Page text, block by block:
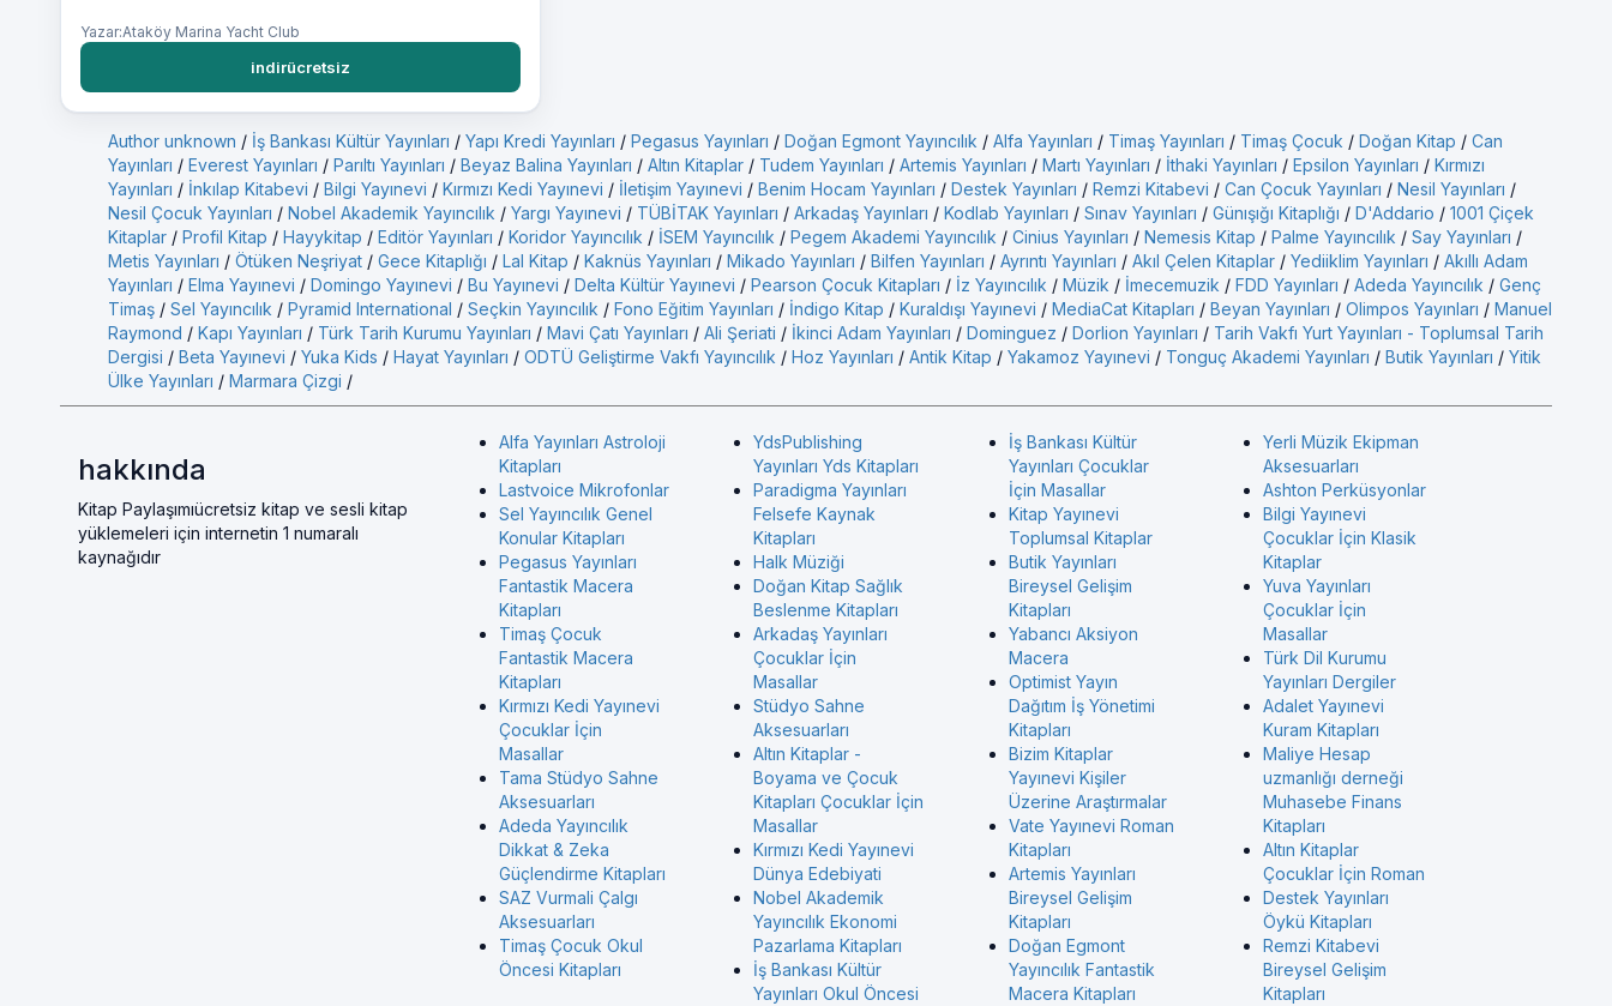
Yazar:Ataköy Marina Yacht Club
indirücretsiz
Author unknown / İş Bankası Kültür Yayınları / Yapı Kredi Yayınları / Pegasus Yayınları / Doğan Egmont Yayıncılık / Alfa Yayınları / Timaş Yayınları / Timaş Çocuk / Doğan Kitap / Can
Yayınları / Everest Yayınları / Parıltı Yayınları / Beyaz Balina Yayınları / Altın Kitaplar / Tudem Yayınları / Artemis Yayınları / Martı Yayınları / İthaki Yayınları / Epsilon Yayınları / Kırmızı
Yayınları / İnkılap Kitabevi / Bilgi Yayınevi / Kırmızı Kedi Yayınevi / İletişim Yayınevi / Benim Hocam Yayınları / Destek Yayınları / Remzi Kitabevi / Can Çocuk Yayınları / Nesil Yayınları /
Nesil Çocuk Yayınları / Nobel Akademik Yayıncılık / Yargı Yayınevi / TÜBİTAK Yayınları / Arkadaş Yayınları / Kodlab Yayınları / Sınav Yayınları / Günışığı Kitaplığı / D'Addario / 1001 Çiçek
Kitaplar / Profil Kitap / Hayykitap / Editör Yayınları / Koridor Yayıncılık / İSEM Yayıncılık / Pegem Akademi Yayıncılık / Cinius Yayınları / Nemesis Kitap / Palme Yayıncılık / Say Yayınları /
Metis Yayınları / Ötüken Neşriyat / Gece Kitaplığı / Lal Kitap / Kaknüs Yayınları / Mikado Yayınları / Bilfen Yayınları / Ayrıntı Yayınları / Akıl Çelen Kitaplar / Yediiklim Yayınları / Akıllı Adam
Yayınları / Elma Yayınevi / Domingo Yayınevi / Bu Yayınevi / Delta Kültür Yayınevi / Pearson Çocuk Kitapları / İz Yayıncılık / Müzik / İmecemuzik / FDD Yayınları / Adeda Yayıncılık / Genç
Timaş / Sel Yayıncılık / Pyramid International / Seçkin Yayıncılık / Fono Eğitim Yayınları / İndigo Kitap / Kuraldışı Yayınevi / MediaCat Kitapları / Beyan Yayınları / Olimpos Yayınları / Manuel
Raymond / Kapı Yayınları / Türk Tarih Kurumu Yayınları / Mavi Çatı Yayınları / Ali Şeriati / İkinci Adam Yayınları / Dominguez / Dorlion Yayınları / Tarih Vakfı Yurt Yayınları - Toplumsal Tarih
Dergisi / Beta Yayınevi / Yuka Kids / Hayat Yayınları / ODTÜ Geliştirme Vakfı Yayıncılık / Hoz Yayınları / Antik Kitap / Yakamoz Yayınevi / Tonguç Akademi Yayınları / Butik Yayınları / Yitik
Ülke Yayınları / Marmara Çizgi /
hakkında
Kitap Paylaşımıücretsiz kitap ve sesli kitap
yüklemeleri için internetin 1 numaralı
kaynağıdır
Alfa Yayınları Astroloji
Kitapları
Lastvoice Mikrofonlar
Sel Yayıncılık Genel
Konular Kitapları
Pegasus Yayınları
Fantastik Macera
Kitapları
Timaş Çocuk
Fantastik Macera
Kitapları
Kırmızı Kedi Yayınevi
Çocuklar İçin
Masallar
Tama Stüdyo Sahne
Aksesuarları
Adeda Yayıncılık
Dikkat & Zeka
Güçlendirme Kitapları
SAZ Vurmali Çalgı
Aksesuarları
Timaş Çocuk Okul
Öncesi Kitapları
YdsPublishing
Yayınları Yds Kitapları
Paradigma Yayınları
Felsefe Kaynak
Kitapları
Halk Müziği
Doğan Kitap Sağlık
Beslenme Kitapları
Arkadaş Yayınları
Çocuklar İçin
Masallar
Stüdyo Sahne
Aksesuarları
Altın Kitaplar -
Boyama ve Çocuk
Kitapları Çocuklar İçin
Masallar
Kırmızı Kedi Yayınevi
Dünya Edebiyati
Nobel Akademik
Yayıncılık Ekonomi
Pazarlama Kitapları
İş Bankası Kültür
Yayınları Okul Öncesi
İş Bankası Kültür
Yayınları Çocuklar
İçin Masallar
Kitap Yayınevi
Toplumsal Kitaplar
Butik Yayınları
Bireysel Gelişim
Kitapları
Yabancı Aksiyon
Macera
Optimist Yayın
Dağıtım İş Yönetimi
Kitapları
Bizim Kitaplar
Yayınevi Kişiler
Üzerine Araştırmalar
Vate Yayınevi Roman
Kitapları
Artemis Yayınları
Bireysel Gelişim
Kitapları
Doğan Egmont
Yayıncılık Fantastik
Macera Kitapları
Yerli Müzik Ekipman
Aksesuarları
Ashton Perküsyonlar
Bilgi Yayınevi
Çocuklar İçin Klasik
Kitaplar
Yuva Yayınları
Çocuklar İçin
Masallar
Türk Dil Kurumu
Yayınları Dergiler
Adalet Yayınevi
Kuram Kitapları
Maliye Hesap
uzmanlığı derneği
Muhasebe Finans
Kitapları
Altın Kitaplar
Çocuklar İçin Roman
Destek Yayınları
Öykü Kitapları
Remzi Kitabevi
Bireysel Gelişim
Kitapları